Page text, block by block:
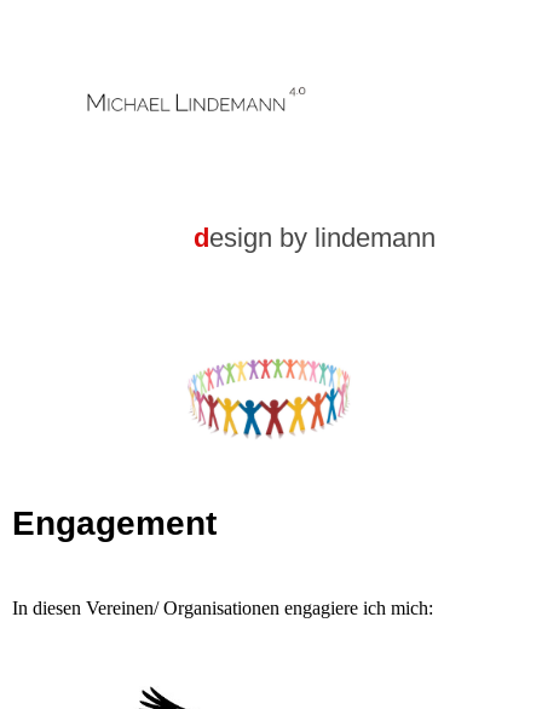
design by lindemann
Engagement
In diesen Vereinen/ Organisationen engagiere ich mich: